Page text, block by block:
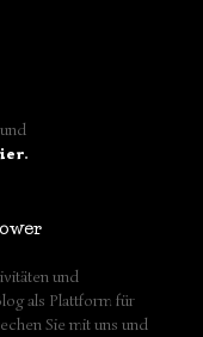
.
und
als Plattform für
Sie mit uns und